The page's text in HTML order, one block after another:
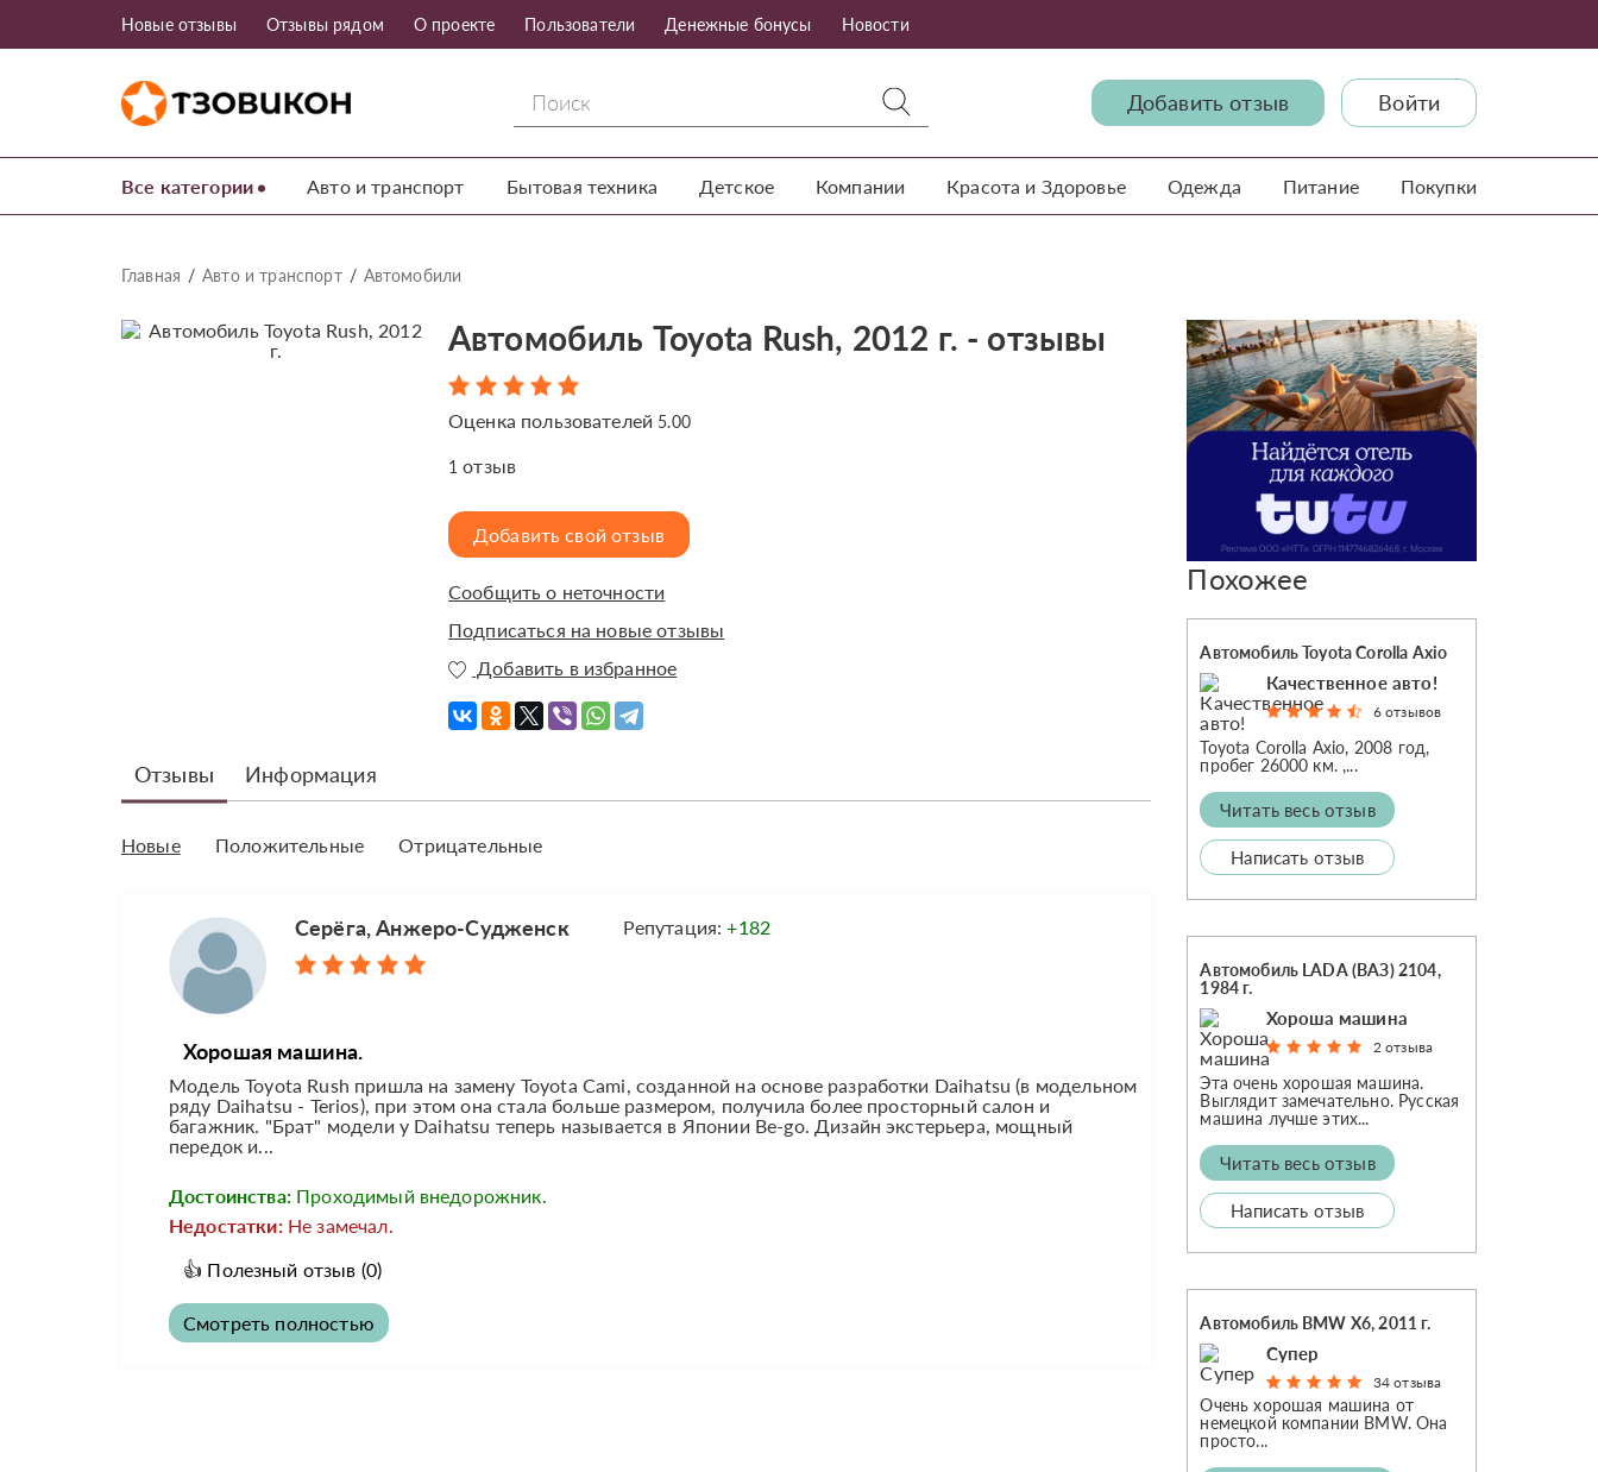
Новые отзывы Отзывы рядом О проекте Пользователи Денежные бонусы Новости
Добавить отзыв Войти
Все категории Авто и транспорт Бытовая техника Детское Компании Красота и Здоровье Одежда Питание Покупки
Главная Авто и транспорт Автомобили
Автомобиль Toyota Rush, 2012 г. - отзывы
Оценка пользователей 5.00
1 отзыв
Добавить свой отзыв
Сообщить о неточности
Подписаться на новые отзывы
Добавить в избранное
Отзывы Информация
Новые Положительные Отрицательные
Серёга, Анжеро-Судженск Репутация:+182
Хорошая машина.
Модель Toyota Rush пришла на замену Toyota Cami, созданной на основе разработки Daihatsu (в модельном
ряду Daihatsu - Terios), при этом она стала больше размером, получила более просторный салон и
багажник. "Брат" модели у Daihatsu теперь называется в Японии Be-go. Дизайн экстерьера, мощный
передок и...
Достоинства: Проходимый внедорожник.
Недостатки: Не замечал.
👍 Полезный отзыв (0)
Смотреть полностью
Похожее
Автомобиль Toyota Corolla Axio
Качественное авто!
6 отзывов
Toyota Corolla Axio, 2008 год,
пробег 26000 км. ,...
Читать весь отзыв
Написать отзыв
Автомобиль LADA (ВАЗ) 2104,
1984 г.
Хороша машина
2 отзыва
Эта очень хорошая машина.
Выглядит замечательно. Русская
машина лучше этих...
Читать весь отзыв
Написать отзыв
Автомобиль BMW X6, 2011 г.
Супер
34 отзыва
Очень хорошая машина от
немецкой компании BMW. Она
просто...